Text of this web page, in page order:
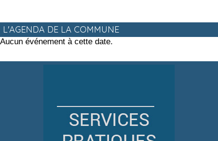
L'AGENDA DE LA COMMUNE
Aucun événement à cette date.